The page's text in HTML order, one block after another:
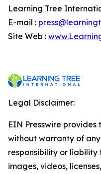
Learning Tree
E-mail :
Site Web :
Legal Disclaimer:
EIN Presswire provides
without warranty of
responsibility or
images, videos,